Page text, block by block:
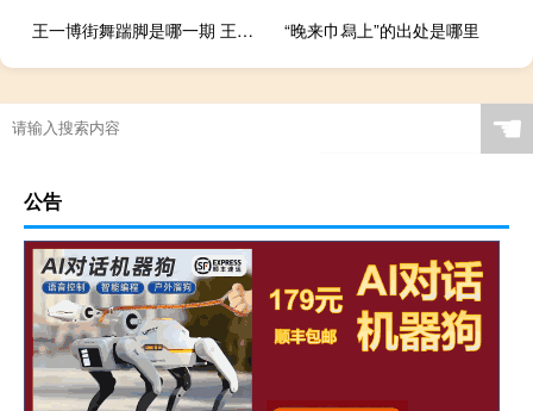
王一博街舞踹脚是哪一期 王一博水舞台太炸了
“晚来巾舄上”的出处是哪里
☚
公告